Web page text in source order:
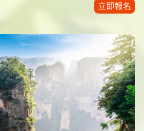
立即報名